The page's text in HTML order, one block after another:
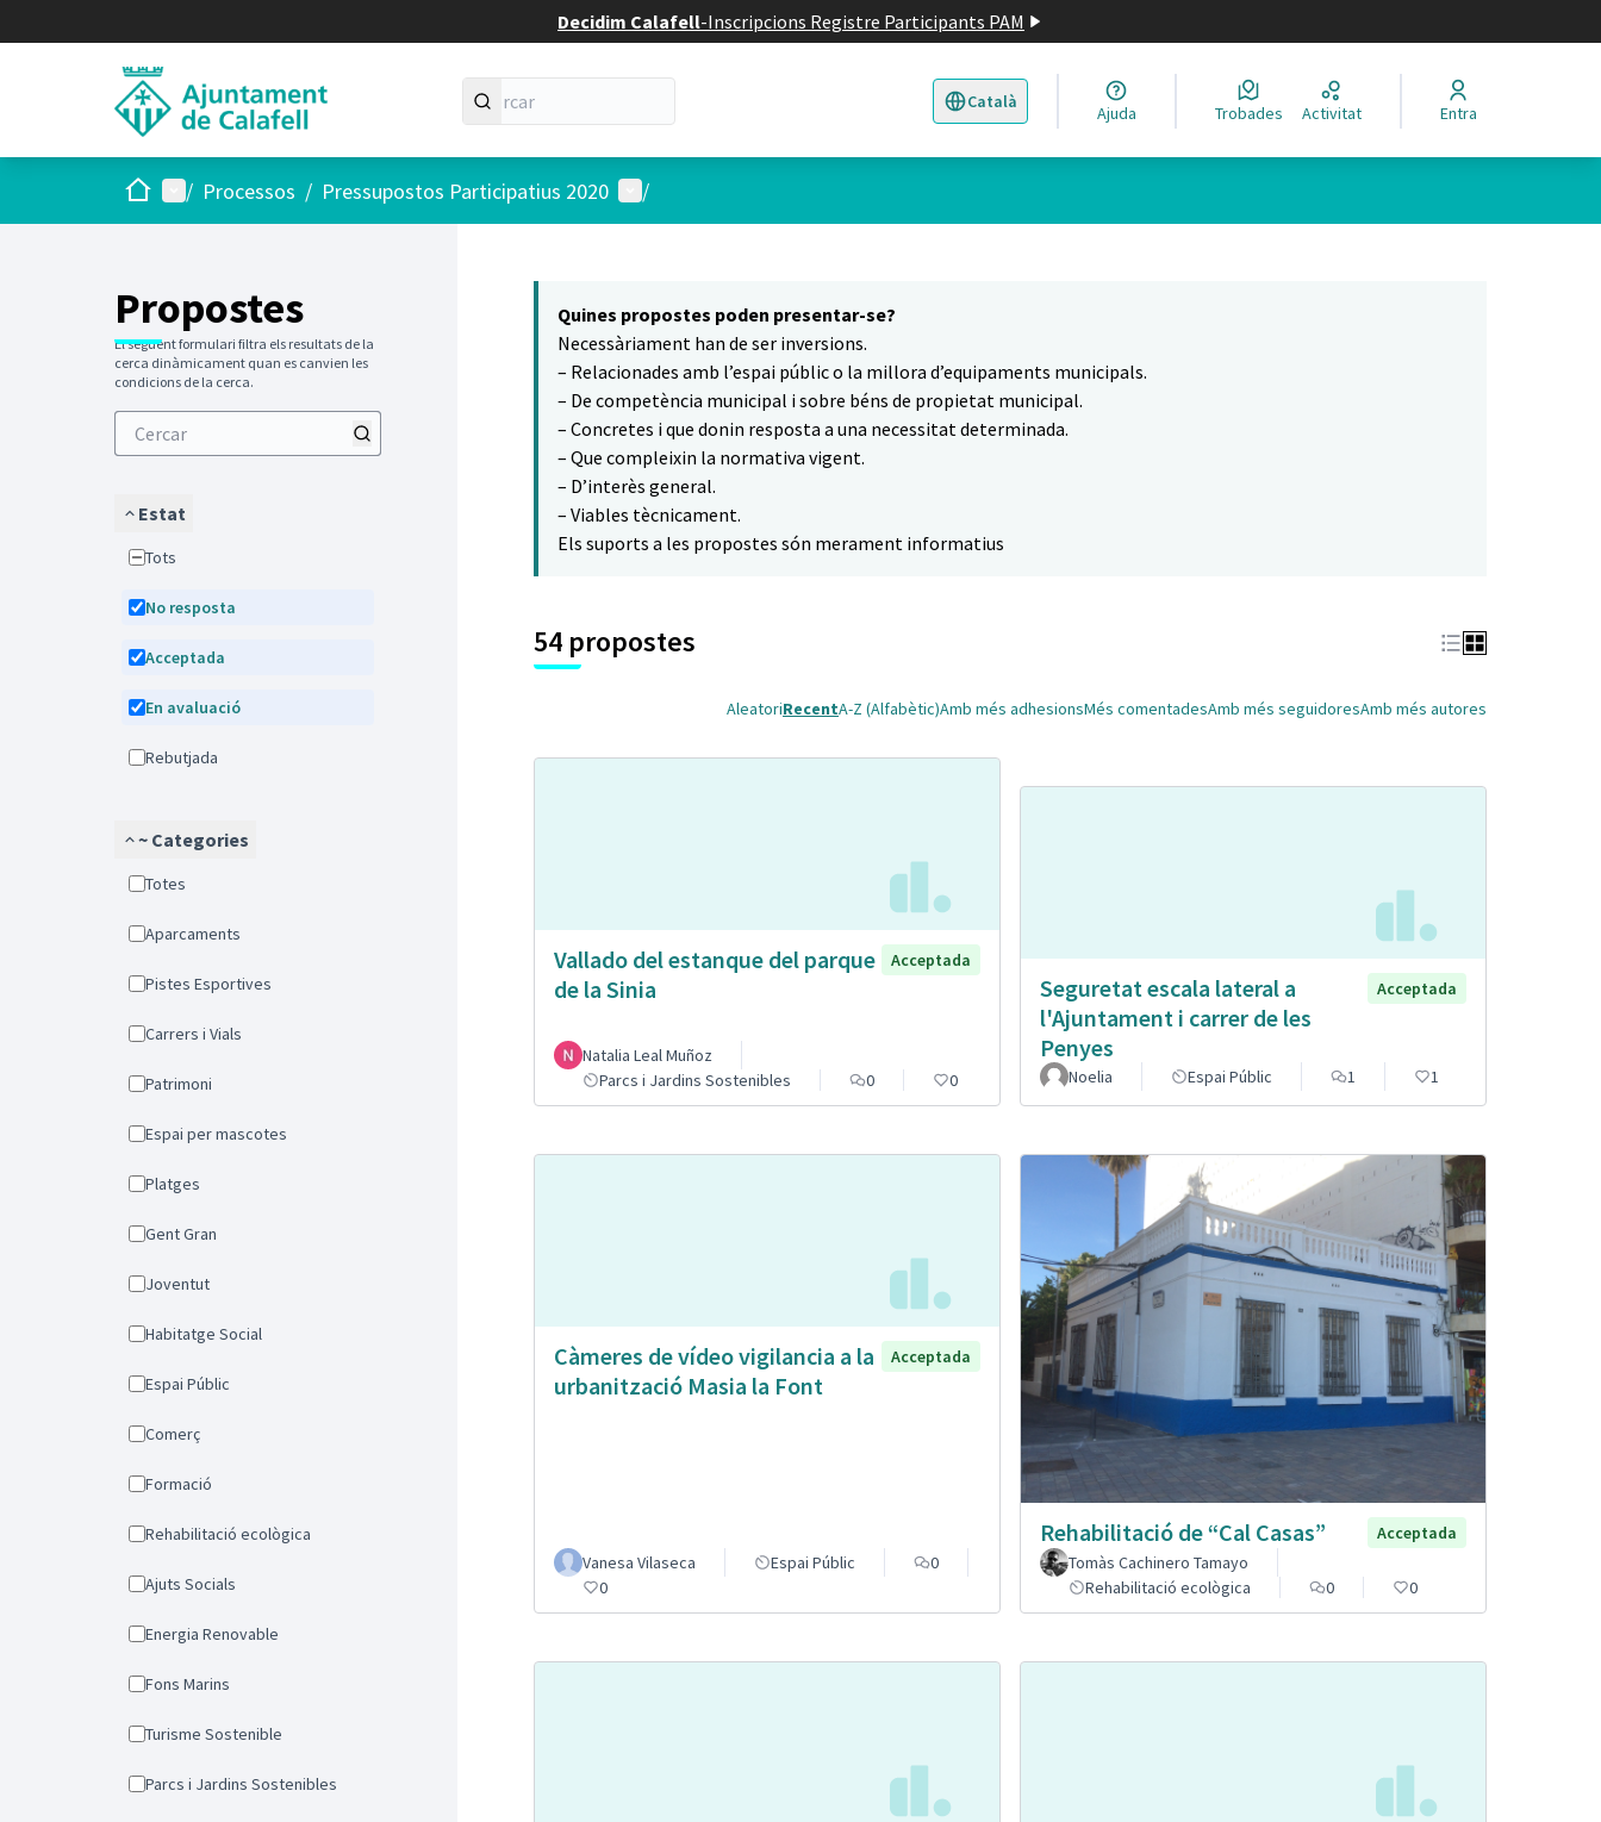
Decidim Calafell-Inscripcions Registre Participants PAM
Català
Triar la llengua Elegir el idioma
Ajuda Trobades Activitat Entra
Inici Menú principal
/ Processos / Pressupostos Participatius 2020 Menú d'usuari
/
Propostes
El següent formulari filtra els resultats de la
cerca dinàmicament quan es canvien les
condicions de la cerca.
Estat
Tots
No resposta
Acceptada
En avaluació
Rebutjada
~ Categories
Totes
Aparcaments
Pistes Esportives
Carrers i Vials
Patrimoni
Espai per mascotes
Platges
Gent Gran
Joventut
Habitatge Social
Espai Públic
Comerç
Formació
Rehabilitació ecològica
Ajuts Socials
Energia Renovable
Fons Marins
Turisme Sostenible
Parcs i Jardins Sostenibles
10
Quines propostes poden presentar-se?
Necessàriament han de ser inversions.
– Relacionades amb l’espai públic o la millora d’equipaments municipals.
– De competència municipal i sobre béns de propietat municipal.
– Concretes i que donin resposta a una necessitat determinada.
– Que compleixin la normativa vigent.
– D’interès general.
– Viables tècnicament.
Els suports a les propostes són merament informatius
54 propostes
AleatoriRecentA-Z (Alfabètic)Amb més adhesionsMés comentadesAmb més seguidoresAmb més autores
Vallado del estanque del parque
de la Sinia
Acceptada
Natalia Leal Muñoz
Parcs i Jardins Sostenibles
0 0
Seguretat escala lateral a
l'Ajuntament i carrer de les
Penyes
Acceptada
Noelia Espai Públic 1 1
Càmeres de vídeo vigilancia a la
urbanització Masia la Font
Acceptada
Vanesa Vilaseca Espai Públic
0
0
Rehabilitació de “Cal Casas”
Acceptada
Tomàs Cachinero Tamayo
Rehabilitació ecològica
0 0